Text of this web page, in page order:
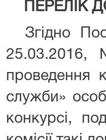
ПЕРЕЛІК
Згідно
25.03.2016,
проведення
служби»
конкурсі,